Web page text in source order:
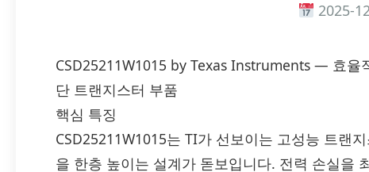
2025-
CSD25211W1015 by Texas Instruments — 효율
단 트랜지스터 부품
핵심 특징
CSD25211W1015는 TI가 선보이는 고성능 트랜
을 한층 높이는 설계가 돋보입니다. 전력 손실을